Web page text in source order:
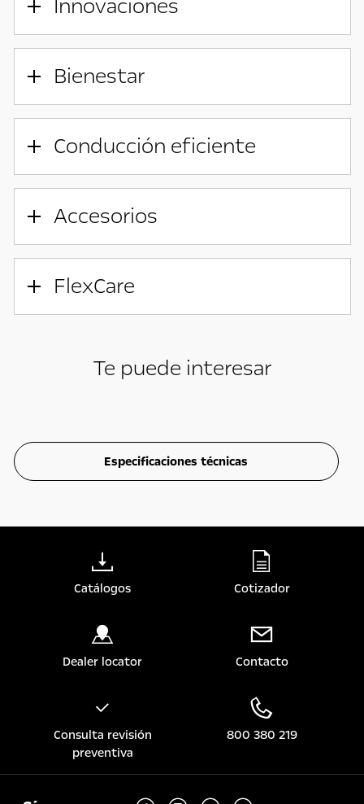
Innovaciones
Bienestar
Conducción eficiente
Accesorios
FlexCare
Te puede interesar
Especificaciones técnicas
Catálogos Cotizador
Dealer locator Contacto
Consulta revisión
preventiva
800 380 219